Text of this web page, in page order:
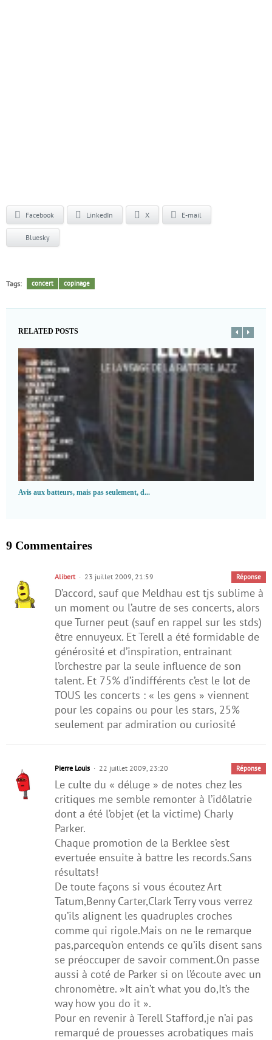
Facebook LinkedIn X E-mail
Bluesky
Tags: concert copinage
RELATED POSTS
Avis aux batteurs, mais pas seulement, d...
9 Commentaires
Alibert 23 juillet 2009, 21:59 Réponse
D’accord, sauf que Meldhau est tjs sublime à
un moment ou l’autre de ses concerts, alors
que Turner peut (sauf en rappel sur les stds)
être ennuyeux. Et Terell a été formidable de
générosité et d’inspiration, entrainant
l’orchestre par la seule influence de son
talent. Et 75% d’indifférents c’est le lot de
TOUS les concerts : « les gens » viennent
pour les copains ou pour les stars, 25%
seulement par admiration ou curiosité
Pierre Louis 22 juillet 2009, 23:20 Réponse
Le culte du « déluge » de notes chez les
critiques me semble remonter à l’idôlatrie
dont a été l’objet (et la victime) Charly
Parker.
Chaque promotion de la Berklee s’est
evertuée ensuite à battre les records.Sans
résultats!
De toute façons si vous écoutez Art
Tatum,Benny Carter,Clark Terry vous verrez
qu’ils alignent les quadruples croches
comme qui rigole.Mais on ne le remarque
pas,parcequ’on entends ce qu’ils disent sans
se préoccuper de savoir comment.On passe
aussi à coté de Parker si on l’écoute avec un
chronomètre. »It ain’t what you do,It’s the
way how you do it ».
Pour en revenir à Terell Stafford,je n’ai pas
remarqué de prouesses acrobatiques mais